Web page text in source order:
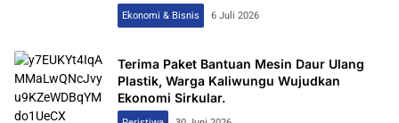
Ekonomi & Bisnis 6 Juli 2026
Terima Paket Bantuan Mesin Daur Ulang
Plastik, Warga Kaliwungu Wujudkan
Ekonomi Sirkular.